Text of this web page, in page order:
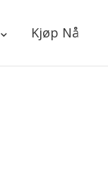
Kjøp Nå